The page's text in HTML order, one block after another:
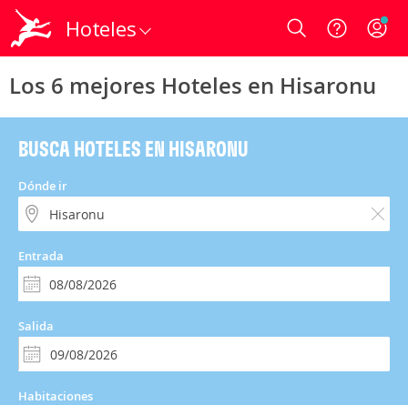
Hoteles Login
Los 6 mejores Hoteles en Hisaronu
BUSCA HOTELES EN HISARONU
Dónde ir
Entrada
Salida
Habitaciones